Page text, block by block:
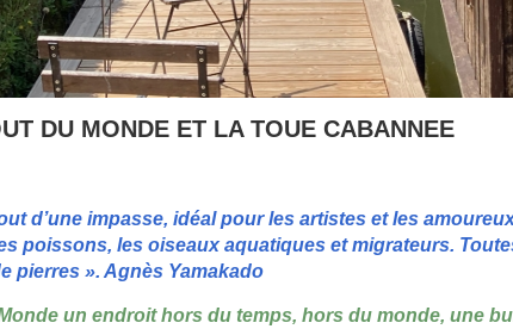
DU MONDE ET LA TOUE CABANNEE
d’une impasse, idéal pour les artistes et les
poissons, les oiseaux aquatiques et migrateurs.
pierres ». Agnès Yamakado
un endroit hors du temps, hors du monde, une